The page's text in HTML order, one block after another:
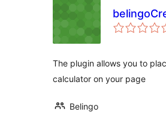
The plugin allows you to
calculator on your page
Belingo